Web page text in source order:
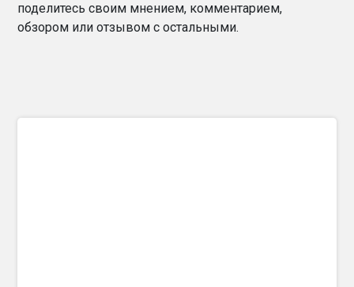
поделитесь своим мнением, комментарием,
обзором или отзывом с остальными.